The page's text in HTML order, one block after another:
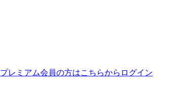
プレミアム会員の方はこちらからログイン